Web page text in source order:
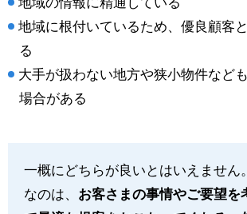
地域に根付いているため、優良顧客
る
大手が扱わない地方や狭小物件など
場合がある
一概にどちらが良いとはいえません
なのは、 お客さまの事情やご要望を